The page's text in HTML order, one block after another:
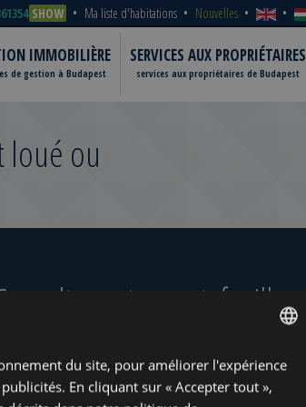
SHOW Ma liste d'habitations Nouvelles
IMMOBILIÈRE
de gestion à Budapest
SERVICES AUX PROPRIÉTAIRES
services aux propriétaires de Budapest
loué ou
notre portefeuille
www.tower-investments.com www.towerassistance.com
ENGLISH
HUNGARIAN
du site, pour améliorer l'expérience
En cliquant sur « Accepter tout »,